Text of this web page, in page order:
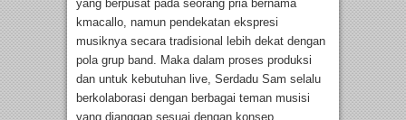
yang berpusat pada seorang pria bernama
kmacallo, namun pendekatan ekspresi
musiknya secara tradisional lebih dekat dengan
pola grup band. Maka dalam proses produksi
dan untuk kebutuhan live, Serdadu Sam selalu
berkolaborasi dengan berbagai teman musisi
yang dianggap sesuai dengan konsep